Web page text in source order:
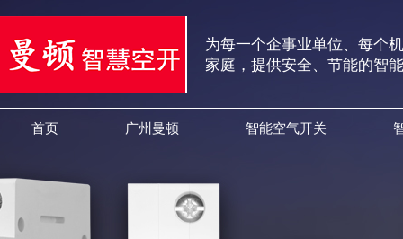
为每一个企事业单位、每个
家庭，提供安全、节能的智
首页 广州曼顿 智能空气开关